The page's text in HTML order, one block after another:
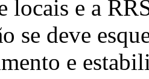
locais e a
se deve
e